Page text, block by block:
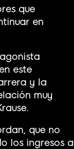
que
en
este
y la
muy
que no
los ingresos a